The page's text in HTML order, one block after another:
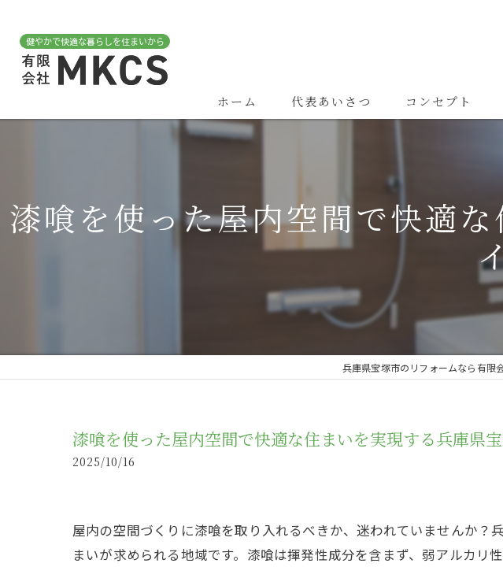
ホーム 代表あいさつ コンセプト
漆喰を使った屋内空間で快適
兵庫県宝塚市のリフォームなら有限
漆喰を使った屋内空間で快適な住まいを実現する兵庫県
2025/10/16
屋内の空間づくりに漆喰を取り入れるべきか、迷われていませんか
まいが求められる地域です。漆喰は揮発性成分を含まず、弱アルカリ